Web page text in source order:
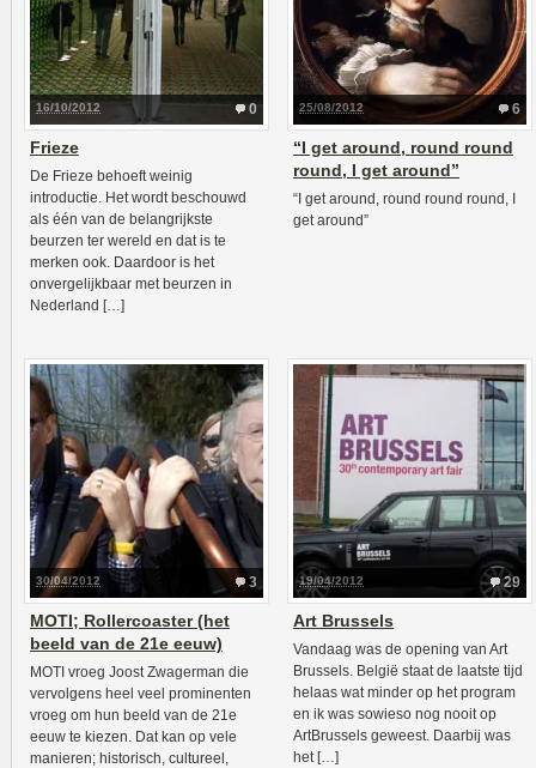
0
16/10/2012
Frieze
De Frieze behoeft weinig
introductie. Het wordt beschouwd
als één van de belangrijkste
beurzen ter wereld en dat is te
merken ook. Daardoor is het
onvergelijkbaar met beurzen in
Nederland […]
6
25/08/2012
“I get around, round round
round, I get around”
“I get around, round round round, I
get around”
3
30/04/2012
MOTI; Rollercoaster (het
beeld van de 21e eeuw)
MOTI vroeg Joost Zwagerman die
vervolgens heel veel prominenten
vroeg om hun beeld van de 21e
eeuw te kiezen. Dat kan op vele
manieren; historisch, cultureel,
29
19/04/2012
Art Brussels
Vandaag was de opening van Art
Brussels. België staat de laatste tijd
helaas wat minder op het program
en ik was sowieso nog nooit op
ArtBrussels geweest. Daarbij was
het […]